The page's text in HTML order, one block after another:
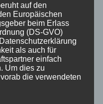
auf den
Europäischen
beim Erlass
(DS-GVO)
als auch für
einfach
Um dies zu
die verwendeten